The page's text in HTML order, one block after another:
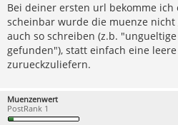
Bei deiner ersten url bekomme
scheinbar wurde die muenze
auch so schreiben (z.b.
gefunden"), statt einfach eine
zurueckzuliefern.
Muenzenwert
PostRank 1